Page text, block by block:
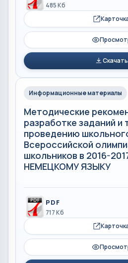
485 Кб
Скачать
Информационные материалы
Методические
разработке заданий и
проведению
Всероссийской
школьников в 2016-
НЕМЕЦКОМУ ЯЗЫКУ
PDF
717 Кб